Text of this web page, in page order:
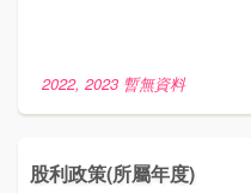
2022, 2023 暫無資料
股利政策(所屬年度)